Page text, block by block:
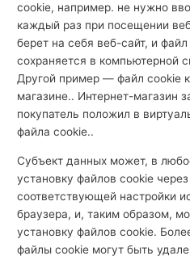
cookie, например. не нужно
каждый раз при посещении
берет на себя веб-сайт, и
сохраняется в компьютерной
Другой пример — файл cookie
магазине.. Интернет-магазин
покупатель положил в
файла cookie..
Субъект данных может, в
установку файлов cookie
соответствующей настройки
браузера, и, таким образом,
установку файлов cookie.
файлы cookie могут быть